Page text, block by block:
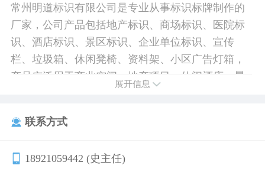
常州明道标识有限公司是专业从事标识标牌制作的
厂家，公司产品包括地产标识、商场标识、医院标
识、酒店标识、景区标识、企业单位标识、宣传
栏、垃圾箱、休闲凳椅、资料架、小区广告灯箱，
产品广泛用于商业空间，地产项目，休闲酒店，景
工设备，如进口富士UV平板喷设备、激光雕刻机、
折弯机、剪板、等离子切割机等，汇集了一大批专
展开信息
联系方式
18921059442 (史主任)